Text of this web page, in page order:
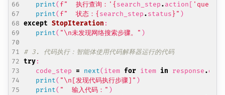
print( f"  执行查询：' { search_step.action [ 'query'
print( f"  状态： { search_step.status }" )
except StopIteration :
print( "\n未发现网络搜索步骤。" )
# 3. 代码执行：智能体使用代码解释器运行的代码
try:
code_step
= next( item for item in response.
print( "\n [发现代码执行步骤]" )
print( "  输入代码：" )